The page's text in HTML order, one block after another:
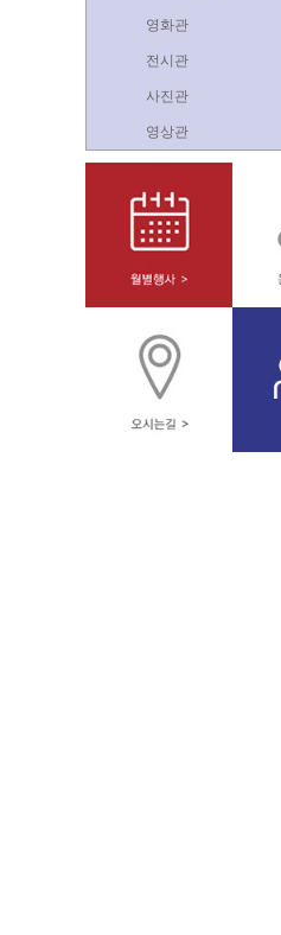
영화관
전시관
사진관
영상관